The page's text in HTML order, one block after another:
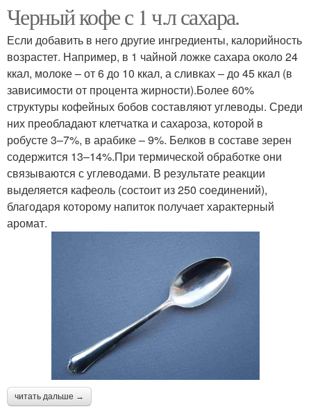
Черный кофе с 1 ч.л сахара.
Если добавить в него другие ингредиенты, калорийность
возрастет. Например, в 1 чайной ложке сахара около 24
ккал, молоке – от 6 до 10 ккал, а сливках – до 45 ккал (в
зависимости от процента жирности).Более 60%
структуры кофейных бобов составляют углеводы. Среди
них преобладают клетчатка и сахароза, которой в
робусте 3–7%, в арабике – 9%. Белков в составе зерен
содержится 13–14%.При термической обработке они
связываются с углеводами. В результате реакции
выделяется кафеоль (состоит из 250 соединений),
благодаря которому напиток получает характерный
аромат.
читать дальше →